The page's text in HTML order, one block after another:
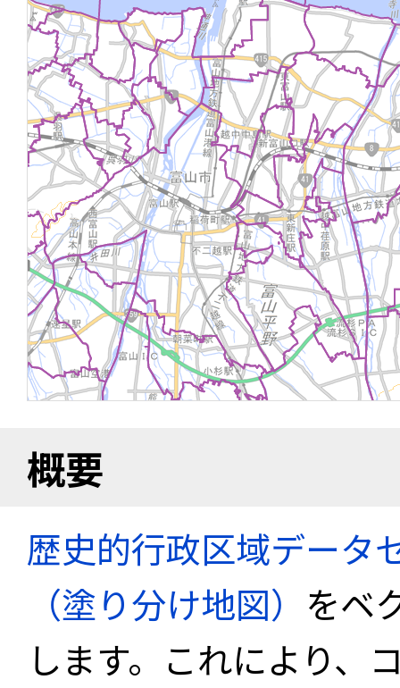
概要
歴史的行政区域データ
（塗り分け地図） をベ
します。これにより、